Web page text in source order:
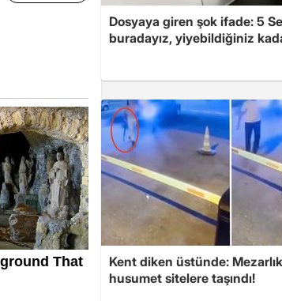
Dosyaya giren şok ifade: 5
buradayız, yiyebildiğiniz
Kent diken üstünde:
husumet sitelere taşındı!